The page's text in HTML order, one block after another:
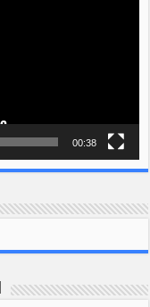
00:38